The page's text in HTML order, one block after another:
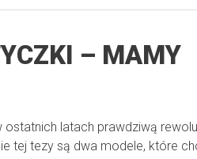
– MAMY
ostatnich latach prawdziwą
tej tezy są dwa modele, które